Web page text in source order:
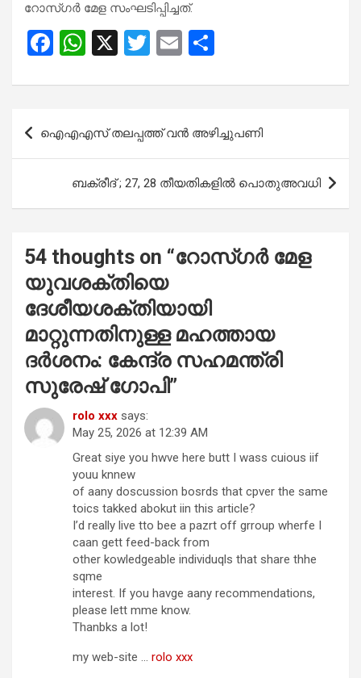
റോസ്ഗർ മേള സംഘടിപ്പിച്ചത്.
F
ce
o
W
at
A
p
p
X
T
tt
er
E
ail ar
e
Post
navigation
ഐഎഎസ് തലപ്പത്ത് വന്‍ അഴിച്ചുപണി
ബ​ക്രീ​ദ് ; 27, 28 തീ​യ​തി​ക​ളി​ൽ പൊ​തു​അ​വ​ധി
54 thoughts on “റോസ്ഗർ മേള
യുവശക്തിയെ
ദേശീയശക്തിയായി
മാറ്റുന്നതിനുള്ള മഹത്തായ
ദർശനം: കേന്ദ്ര സഹമന്ത്രി
സുരേഷ് ഗോപി”
rolo xxx says:
May 25, 2026 at 12:39 AM
Great siye you hwve here butt I wass cuious iif
youu knnew
of aany doscussion bosrds that cpver the same
toics takked abokut iin this article?
I’d really live tto bee a pazrt off grroup wherfe I
caan gett feed-back from
other kowledgeable individuqls that share thhe
sqme
interest. If you havge aany recommendations,
please lett mme know.
Thanbks a lot!
my web-site … rolo xxx